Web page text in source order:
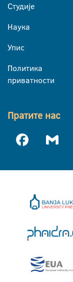
Студије
Наука
Упис
Политика
приватности
Пратите нас